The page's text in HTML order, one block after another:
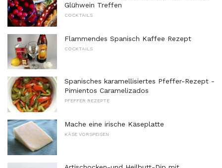
Glühwein Treffen
COCKTAILS
Flammendes Spanisch Kaffee Rezept
COCKTAILS
Spanisches karamellisiertes Pfeffer-Rezept -
Pimientos Caramelizados
PFEFFER REZEPTE
Mache eine irische Käseplatte
KÄSE VORSPEISEN